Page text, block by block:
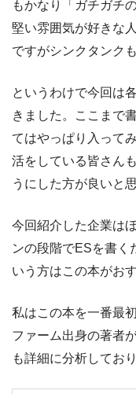
もかなり「ガチガチ
堅い雰囲気が好きな
ですがシンクタンク
というわけで今回は
きました。ここまで
てはやっぱり入って
活をしている皆さん
うにした方が良いと
今回紹介した企業は
ンの段階でESを書く
いう方はこの本がお
私はこの本を一番最
ファーム出身の著者
も詳細に分析してお